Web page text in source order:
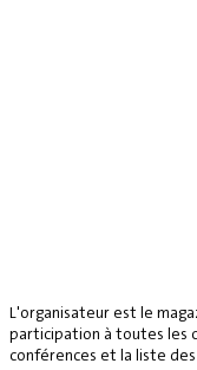
L'organisateur est le
participation à toutes les
conférences et la liste